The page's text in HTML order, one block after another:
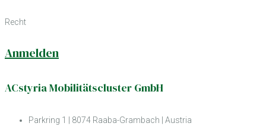
Recht
Anmelden
ACstyria Mobilitätscluster GmbH
Parkring 1 | 8074 Raaba-Grambach | Austria